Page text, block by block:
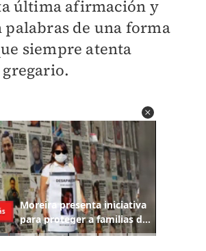
última afirmación y
palabras de una forma
siempre atenta